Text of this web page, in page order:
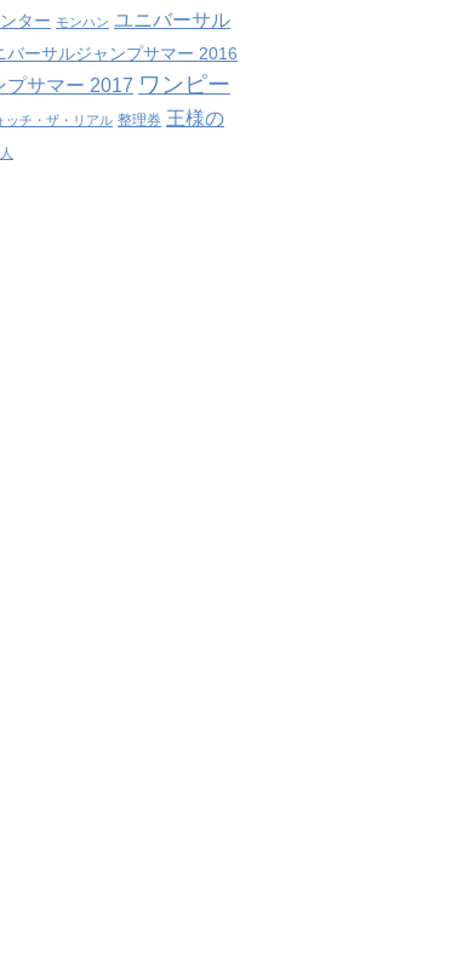
ター モンハン ユニバーサル
バーサルジャンプサマー 2016
プサマー 2017 ワンピー
ッチ・ザ・リアル 整理券 王様の